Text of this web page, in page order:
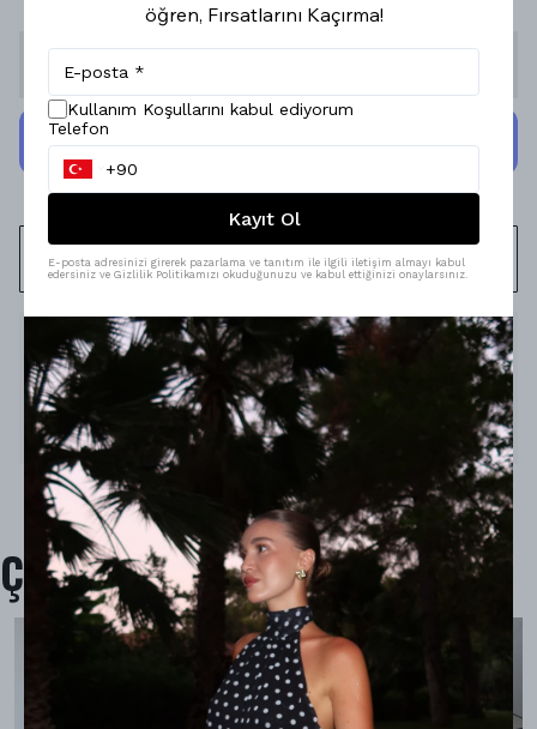
WHATSAPP
Ürün Açıklaması
Model Ölçüleri : 167cm/53kg
Modelin Beden : S beden
Ürün İçeriği : -
Ürün Boyu : -
Çok Satanlar
öğren, Fırsatlarını Kaçırma!
Kullanım Koşullarını kabul ediyorum
Telefon
Kayıt Ol
E-posta adresinizi girerek pazarlama ve tanıtım ile ilgili iletişim almayı kabul
edersiniz ve Gizlilik Politikamızı okuduğunuzu ve kabul ettiğinizi onaylarsınız.